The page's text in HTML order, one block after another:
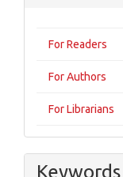
For Readers
For Authors
For Librarians
Keywords